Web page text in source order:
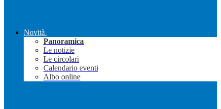
Novità
Panoramica
Le notizie
Le circolari
Calendario eventi
Albo online